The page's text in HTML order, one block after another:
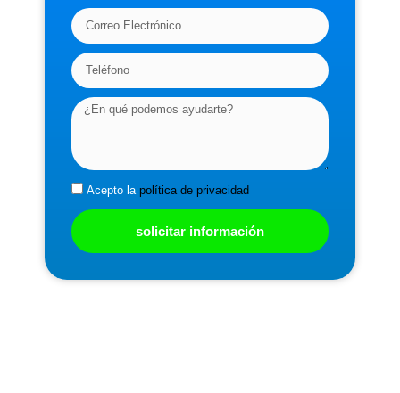
Acepto la política de privacidad
solicitar información